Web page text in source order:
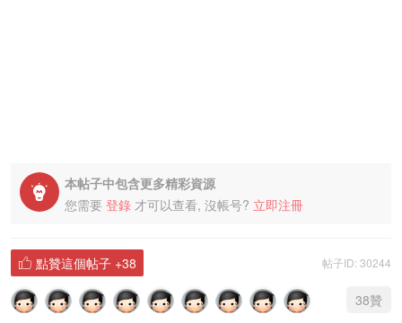

本帖子中包含更多精彩資源
您需要 登錄 才可以查看, 沒帳号? 立即注冊
帖子ID: 30244
 點贊這個帖子 +38
38贊